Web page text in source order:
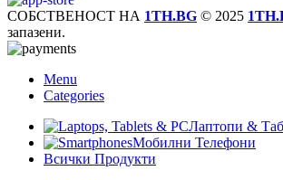
СОБСТВЕНОСТ НА 1TH.BG © 2025
запазени.
Menu
Categories
Лаптопи &
Мобилни Телефони
Всички Продукти